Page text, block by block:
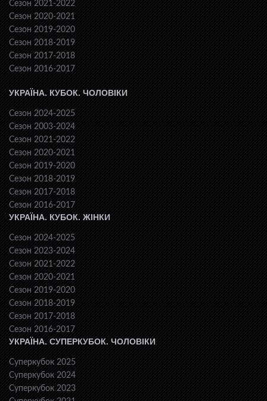
Сезон 2021-2022
Сезон 2020-2021
Сезон 2019-2020
Сезон 2018-2019
Сезон 2017-2018
Сезон 2016-2017
УКРАЇНА. КУБОК. ЧОЛОВІКИ
Сезон 2024-2025
Сезон 2003-2024
Сезон 2021-2022
Сезон 2020-2021
Сезон 2019-2020
Сезон 2018-2019
Сезон 2017-2018
Сезон 2016-2017
УКРАЇНА. КУБОК. ЖІНКИ
Сезон 2024-2025
Сезон 2023-2024
Сезон 2021-2022
Сезон 2020-2021
Сезон 2019-2020
Сезон 2018-2019
Сезон 2017-2018
Сезон 2016-2017
УКРАЇНА. СУПЕРКУБОК. ЧОЛОВІКИ
Суперкубок 2025
Суперкубок 2024
Суперкубок 2023